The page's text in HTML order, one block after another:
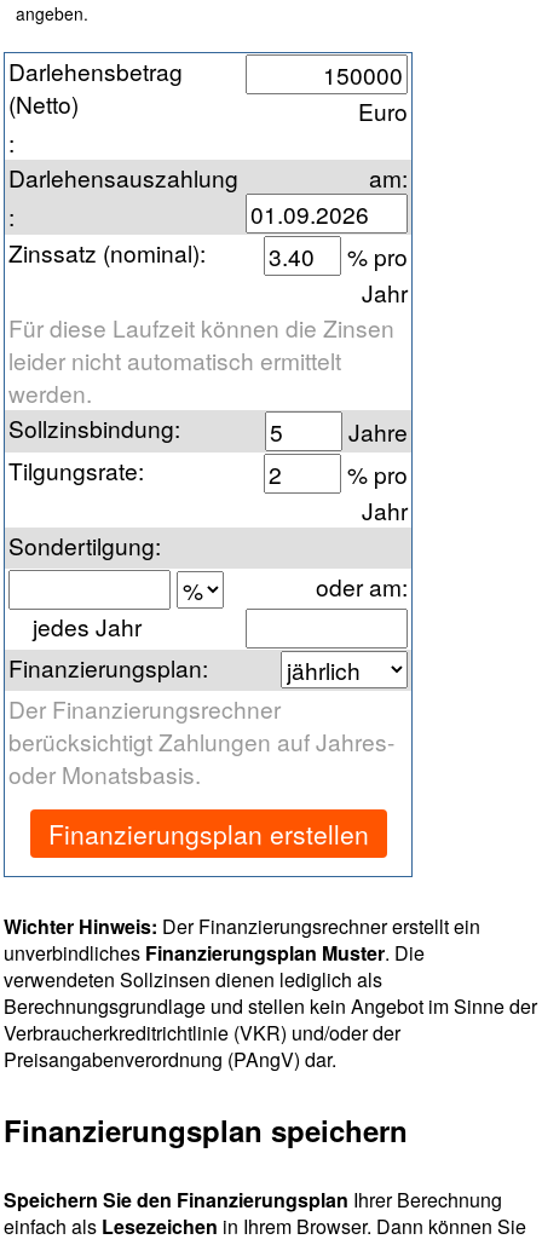
angeben.
Darlehensbetrag
(Netto)
:
Euro
Darlehensauszahlung
:
am:
Zinssatz (nominal):
% pro
Jahr
Für diese Laufzeit können die Zinsen
leider nicht automatisch ermittelt
werden.
Sollzinsbindung:
Jahre
Tilgungsrate:
% pro
Jahr
Sondertilgung:
jedes Jahr
oder am:
Finanzierungsplan:
Der Finanzierungsrechner
berücksichtigt Zahlungen auf Jahres-
oder Monatsbasis.
Finanzierungsplan erstellen
Wichter Hinweis: Der Finanzierungsrechner erstellt ein
unverbindliches Finanzierungsplan Muster. Die
verwendeten Sollzinsen dienen lediglich als
Berechnungsgrundlage und stellen kein Angebot im Sinne der
Verbraucherkreditrichtlinie (VKR) und/oder der
Preisangabenverordnung (PAngV) dar.
Finanzierungsplan speichern
Speichern Sie den Finanzierungsplan Ihrer Berechnung
einfach als Lesezeichen in Ihrem Browser. Dann können Sie